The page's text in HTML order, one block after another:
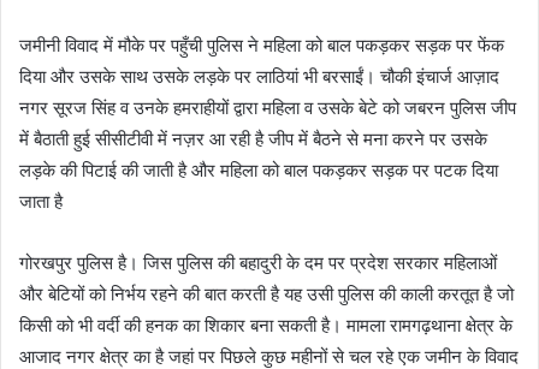
जमीनी विवाद में मौके पर पहुँची पुलिस ने महिला को बाल पकड़कर सड़क पर फेंक
दिया और उसके साथ उसके लड़के पर लाठियां भी बरसाईं। चौकी इंचार्ज आज़ाद
नगर सूरज सिंह व उनके हमराहीयों द्वारा महिला व उसके बेटे को जबरन पुलिस जीप
में बैठाती हुई सीसीटीवी में नज़र आ रही है जीप में बैठने से मना करने पर उसके
लड़के की पिटाई की जाती है और महिला को बाल पकड़कर सड़क पर पटक दिया
जाता है
गोरखपुर पुलिस है। जिस पुलिस की बहादुरी के दम पर प्रदेश सरकार महिलाओं
और बेटियों को निर्भय रहने की बात करती है यह उसी पुलिस की काली करतूत है जो
किसी को भी वर्दी की हनक का शिकार बना सकती है। मामला रामगढ़थाना क्षेत्र के
आजाद नगर क्षेत्र का है जहां पर पिछले कुछ महीनों से चल रहे एक जमीन के विवाद